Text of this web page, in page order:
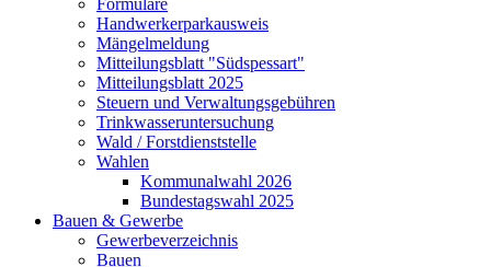
Formulare
Handwerkerparkausweis
Mängelmeldung
Mitteilungsblatt "Südspessart"
Mitteilungsblatt 2025
Steuern und Verwaltungsgebühren
Trinkwasseruntersuchung
Wald / Forstdienststelle
Wahlen
Kommunalwahl 2026
Bundestagswahl 2025
Bauen & Gewerbe
Gewerbeverzeichnis
Bauen